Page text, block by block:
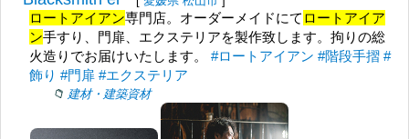
ロートアイアン専門店。オーダーメイドにて ロートアイア
ン手すり、門扉、エクステリアを製作致します。拘りの総
火造りでお届けいたします。#ロートアイアン #階段手摺 #
飾り #門扉 #エクステリア
建材・建築資材